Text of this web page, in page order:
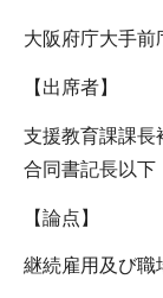
大阪府庁大手
【出席者】
支援教育課課長
合同書記長以下
【論点】
継続雇用及び職